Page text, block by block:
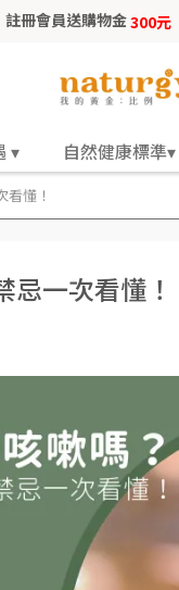
註冊會員送購物金300元
▾ 自然健康標準▾
懂！
一次看懂！